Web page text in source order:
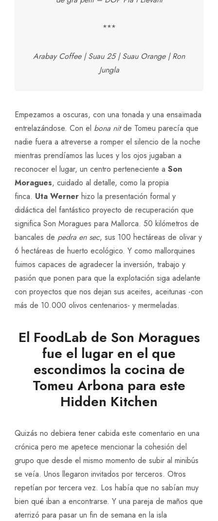
***
Arabay Coffee | Suau 25 | Suau Orange | Ron
Jungla
Empezamos a oscuras, con una tonada y una ensaïmada
entrelazándose. Con el bona nitde Tomeu parecía que
nadie fuera a atreverse a romper el silencio de la noche
mientras prendíamos las luces y los ojos jugaban a
reconocer el lugar, un centro perteneciente a Son
Moragues, cuidado al detalle, como la propia
finca. Uta Werner hizo la presentación formal y
didáctica del fantástico proyecto de recuperación que
significa Son Moragues para Mallorca. 50 kilómetros de
bancales de pedra en sec, sus 100 hectáreas de olivar y
6 hectáreas de huerto ecológico. Y como mallorquines
fuimos capaces de agradecer la inversión, trabajo y
pasión que ponen para que la explotación siga adelante
con proyectos que nos dejan sus aceites, aceitunas -con
más de 10.000 olivos centenarios- y mermeladas.
El FoodLab de Son Moragues
fue el lugar en el que
escondimos la cocina de
Tomeu Arbona para este
Hidden Kitchen
Quizás no debiera tener cabida este comentario en una
crónica pero me apetece mencionar la cohesión del
grupo que desde el mismo momento de subir al minibús
se veía. Unos llegaron invitados por terceros. Otros
repetían por tercera vez. Los había que no sabían muy
bien qué iban a encontrarse. Y una pareja de maños que
aterrizó para pasar un fin de semana en la isla